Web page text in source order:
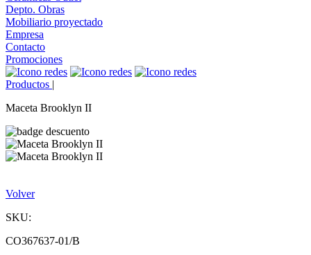
Depto. Obras
Mobiliario proyectado
Empresa
Contacto
Promociones
Productos |
Maceta Brooklyn II
Volver
SKU:
CO367637-01/B